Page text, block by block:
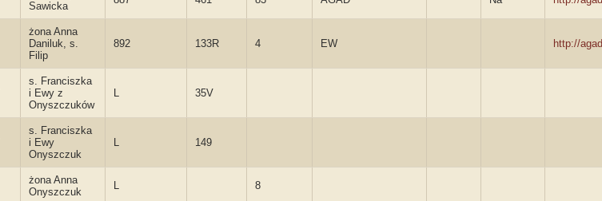
Sawicka
żona Anna
Daniluk, s.
Filip
892 133R 4 EW http://
s. Franciszka
i Ewy z
Onyszczuków
L 35V
s. Franciszka
i Ewy
Onyszczuk
L 149
żona Anna
Onyszczuk
L 8